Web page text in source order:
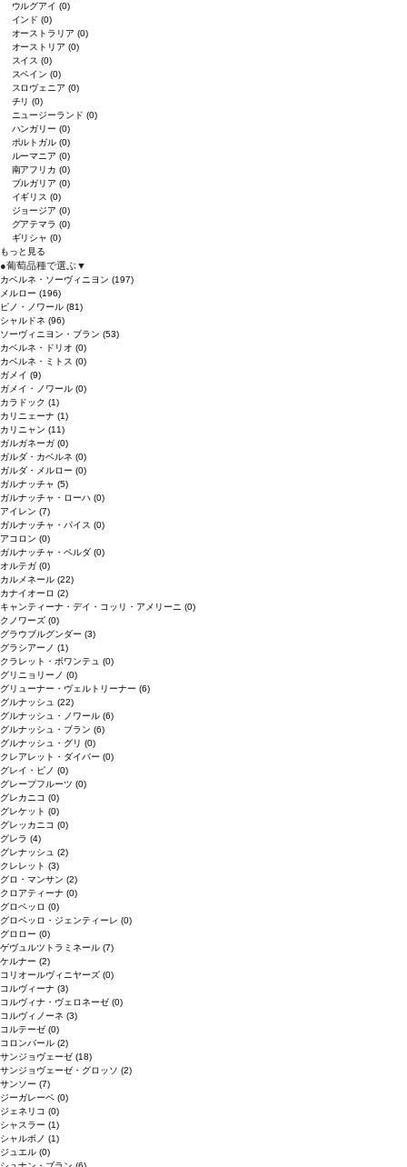
ウルグアイ(0)
インド(0)
オーストラリア(0)
オーストリア(0)
スイス(0)
スペイン(0)
スロヴェニア(0)
チリ(0)
ニュージーランド(0)
ハンガリー(0)
ポルトガル(0)
ルーマニア(0)
南アフリカ(0)
ブルガリア(0)
イギリス(0)
ジョージア(0)
グアテマラ(0)
ギリシャ(0)
もっと見る
●葡萄品種で選ぶ▼
カベルネ・ソーヴィニヨン (197)
メルロー (196)
ピノ・ノワール (81)
シャルドネ (96)
ソーヴィニヨン・ブラン (53)
カベルネ・ドリオ (0)
カベルネ・ミトス (0)
ガメイ (9)
ガメイ・ノワール (0)
カラドック (1)
カリニェーナ (1)
カリニャン (11)
ガルガネーガ (0)
ガルダ・カベルネ (0)
ガルダ・メルロー (0)
ガルナッチャ (5)
ガルナッチャ・ローハ (0)
アイレン (7)
ガルナッチャ・パイス (0)
アコロン (0)
ガルナッチャ・ペルダ (0)
オルテガ (0)
カルメネール (22)
カナイオーロ (2)
キャンティーナ・デイ・コッリ・アメリーニ (0)
クノワーズ (0)
グラウブルグンダー (3)
グラシアーノ (1)
クラレット・ボワンテュ (0)
グリニョリーノ (0)
グリューナー・ヴェルトリーナー (6)
グルナッシュ (22)
グルナッシュ・ノワール (6)
グルナッシュ・ブラン (6)
グルナッシュ・グリ (0)
クレアレット・ダイバー (0)
グレイ・ピノ (0)
グレープフルーツ (0)
グレカニコ (0)
グレケット (0)
グレッカニコ (0)
グレラ (4)
グレナッシュ (2)
クレレット (3)
グロ・マンサン (2)
クロアティーナ (0)
グロペッロ (0)
グロペッロ・ジェンティーレ (0)
グロロー (0)
ゲヴュルツトラミネール (7)
ケルナー (2)
コリオールヴィニヤーズ (0)
コルヴィーナ (3)
コルヴィナ・ヴェロネーゼ (0)
コルヴィノーネ (3)
コルテーゼ (0)
コロンバール (2)
サンジョヴェーゼ (18)
サンジョヴェーゼ・グロッソ (2)
サンソー (7)
ジーガレーベ (0)
ジェネリコ (0)
シャスラー (1)
シャルボノ (1)
ジュエル (0)